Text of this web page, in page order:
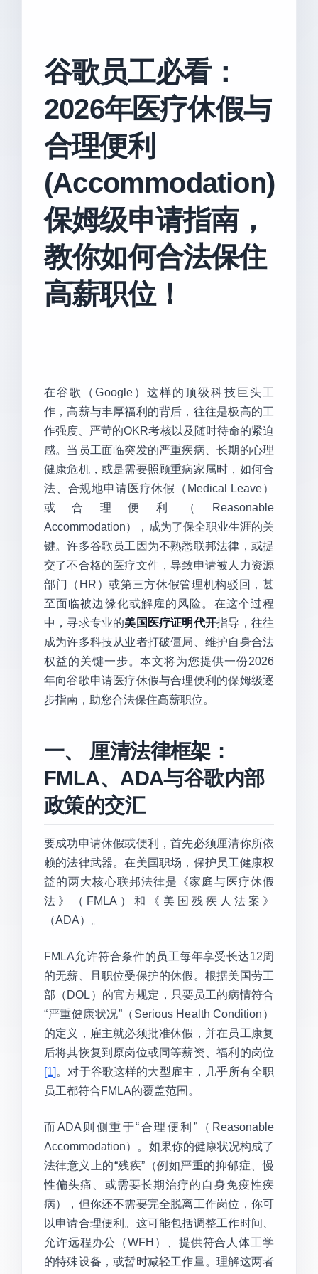
谷歌员工必看：
2026年医疗休假与
合理便利
(Accommodation)
保姆级申请指南，
教你如何合法保住
高薪职位！
在谷歌（Google）这样的顶级科技巨头工
作，高薪与丰厚福利的背后，往往是极高的工
作强度、严苛的OKR考核以及随时待命的紧迫
感。当员工面临突发的严重疾病、长期的心理
健康危机，或是需要照顾重病家属时，如何合
法、合规地申请医疗休假（Medical Leave）
或合理便利（Reasonable
Accommodation），成为了保全职业生涯的关
键。许多谷歌员工因为不熟悉联邦法律，或提
交了不合格的医疗文件，导致申请被人力资源
部门（HR）或第三方休假管理机构驳回，甚
至面临被边缘化或解雇的风险。在这个过程
中，寻求专业的美国医疗证明代开指导，往往
成为许多科技从业者打破僵局、维护自身合法
权益的关键一步。本文将为您提供一份2026
年向谷歌申请医疗休假与合理便利的保姆级逐
步指南，助您合法保住高薪职位。
一、 厘清法律框架：
FMLA、ADA与谷歌内部
政策的交汇
要成功申请休假或便利，首先必须厘清你所依
赖的法律武器。在美国职场，保护员工健康权
益的两大核心联邦法律是《家庭与医疗休假
法》（FMLA）和《美国残疾人法案》
（ADA）。
FMLA允许符合条件的员工每年享受长达12周
的无薪、且职位受保护的休假。根据美国劳工
部（DOL）的官方规定，只要员工的病情符合
“严重健康状况”（Serious Health Condition）
的定义，雇主就必须批准休假，并在员工康复
后将其恢复到原岗位或同等薪资、福利的岗位
[1] 。对于谷歌这样的大型雇主，几乎所有全职
员工都符合FMLA的覆盖范围。
而ADA则侧重于“合理便利”（Reasonable
Accommodation）。如果你的健康状况构成了
法律意义上的“残疾”（例如严重的抑郁症、慢
性偏头痛、或需要长期治疗的自身免疫性疾
病），但你还不需要完全脱离工作岗位，你可
以申请合理便利。这可能包括调整工作时间、
允许远程办公（WFH）、提供符合人体工学
的特殊设备，或暂时减轻工作量。理解这两者